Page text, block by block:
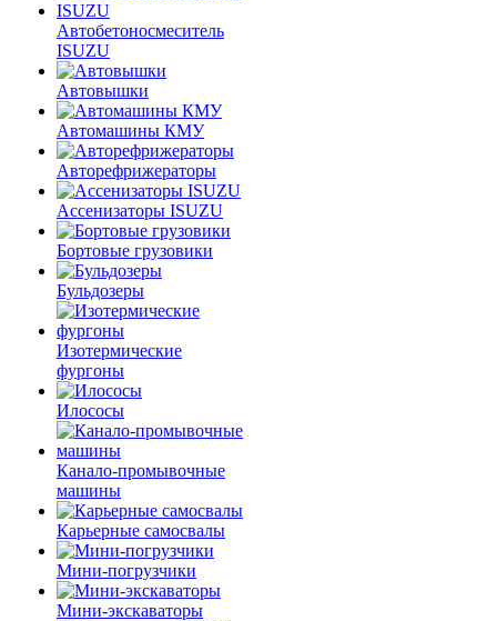
Автобетоносмеситель
ISUZU
Автовышки
Автомашины КМУ
Авторефрижераторы
Ассенизаторы ISUZU
Бортовые грузовики
Бульдозеры
Изотермические
фургоны
Илососы
Канало-промывочные
машины
Карьерные самосвалы
Мини-погрузчики
Мини-экскаваторы